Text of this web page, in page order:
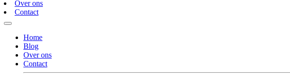
Over ons
Contact
Home
Blog
Over ons
Contact